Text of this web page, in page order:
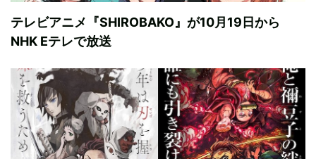
テレビアニメ『SHIROBAKO』が10月19日から
NHK Eテレで放送